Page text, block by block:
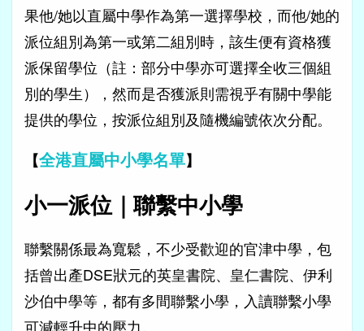
果他/她以直屬中學作為第一選擇學校，而他/她的
派位組別為第一或第二組別時，該生便有資格獲
派保留學位（註：部分中學亦可選擇全收三個組
別的學生），然而是否獲派則需視乎有關中學能
提供的學位，按派位組別及隨機編號依次分配。
【全港直屬中小學名單】
小一派位｜聯繫中小學
聯繫關係最為寬鬆，不少受歡迎的官津中學，包
括曾出產DSE狀元的英皇書院、皇仁書院、伊利
沙伯中學等，都有多間聯繫小學，入讀聯繫小學
可減輕升中的壓力。